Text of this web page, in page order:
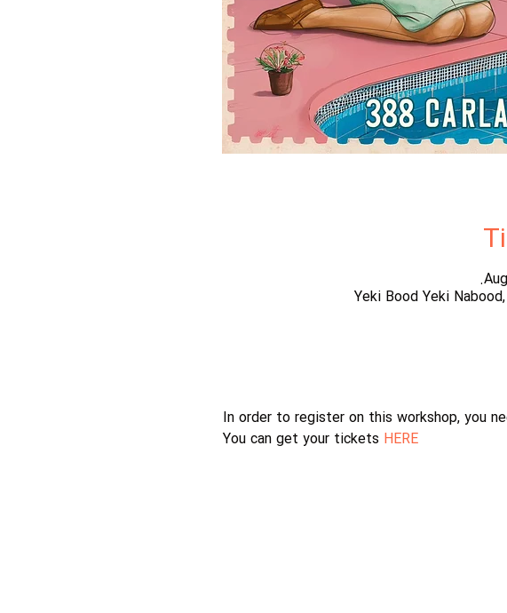
Yeki Bood Yeki
In order to register on this workshop, you
You can get your tickets HERE